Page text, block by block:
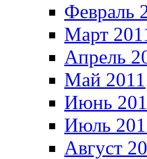
Февраль
Март
Апрель
Май 2011
Июнь
Июль
Август